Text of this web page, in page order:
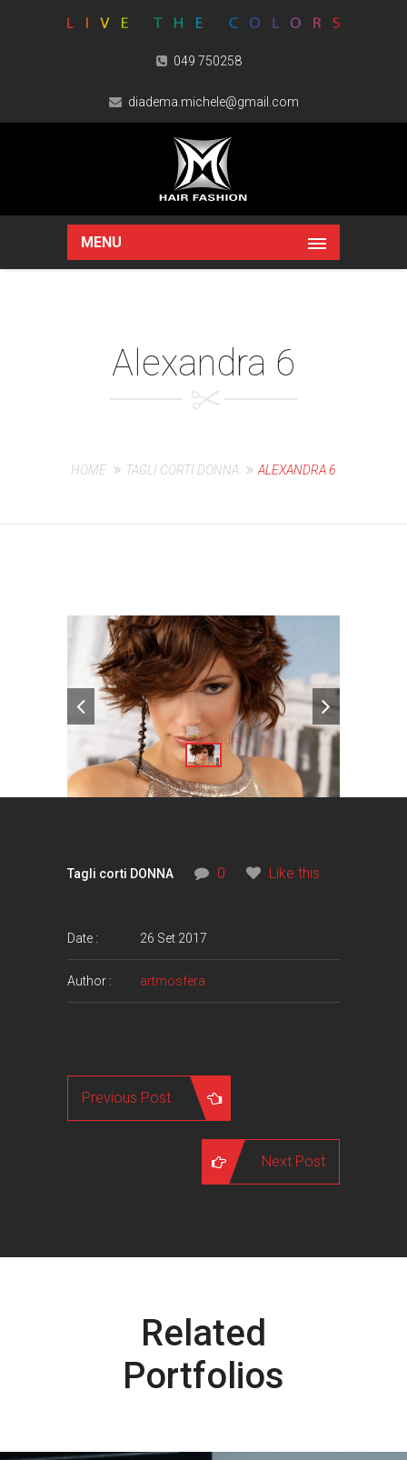
049 750258
diadema.michele@gmail.com
MENU
Alexandra 6
HOME TAGLI CORTI DONNA ALEXANDRA 6
Tagli corti DONNA 0 Like this
Date : 26 Set 2017
Author : artmosfera
Previous Post
Next Post
Related
Portfolios